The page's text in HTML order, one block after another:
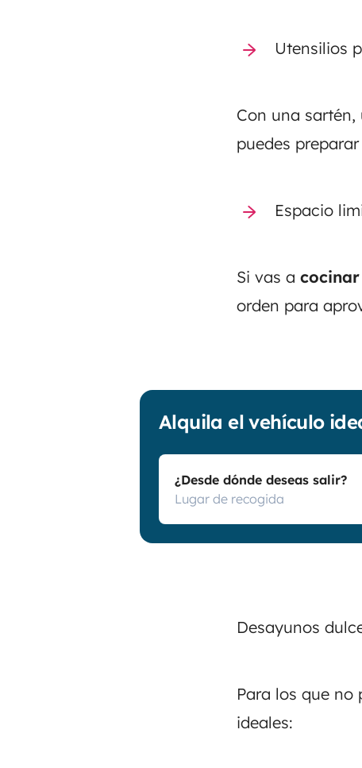
Utensilios
Con una
puedes
Espacio
Si vas a
orden para
Alquila el vehículo
¿Desde dónde deseas salir?
Desayunos
Para los que no
ideales: